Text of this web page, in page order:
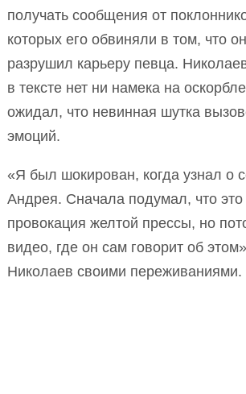
получать сообщения от
которых его обвиняли в том, что
разрушил карьеру певца.
в тексте нет ни намека на
ожидал, что невинная шутка
эмоций.
«Я был шокирован, когда узнал о
Андрея. Сначала подумал, что это
провокация желтой прессы, но
видео, где он сам говорит об
Николаев своими переживаниями.